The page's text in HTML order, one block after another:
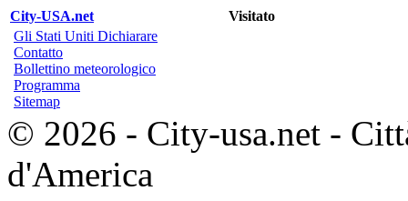
City-USA.net
Visitato
Gli Stati Uniti Dichiarare
Contatto
Bollettino meteorologico
Programma
Sitemap
© 2026 - City-usa.net -
d'America